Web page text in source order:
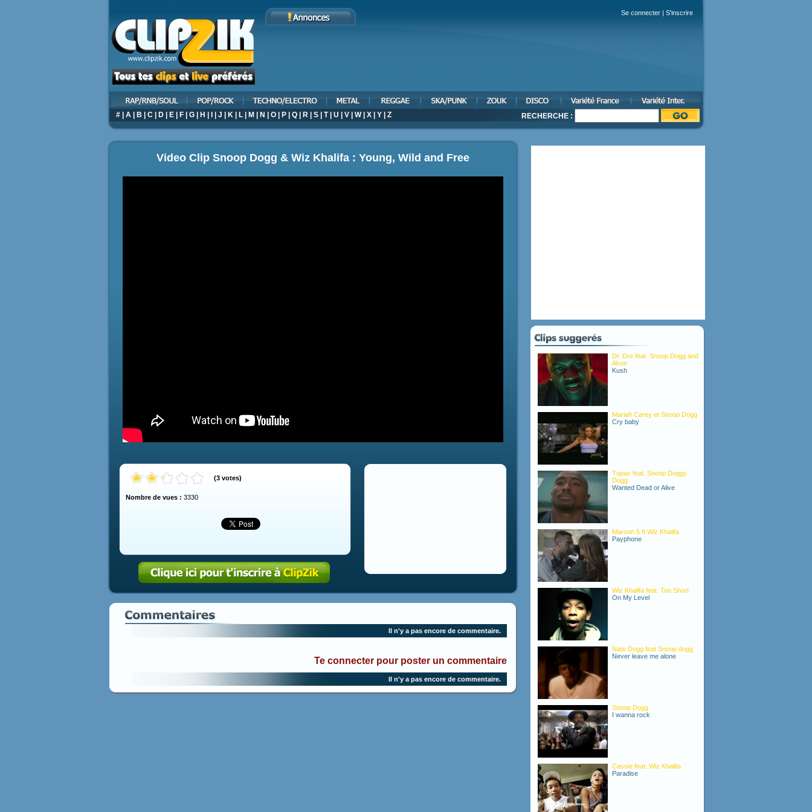
Se connecter | S'inscrire
# A B C D E F G H J K L M N O P Q R S T| U V W| X Y Z RECHERCHE :
Video Clip Snoop Dogg & Wiz Khalifa : Young, Wild and Free
(3 votes)
Nombre de vues : 3330
Il n'y a pas encore de commentaire.
Te connecter pour poster un commentaire
Il n'y a pas encore de commentaire.
Dr. Dre feat. Snoop Dogg and
Akon
Kush
Mariah Carey et Snoop Dogg
Cry baby
Tupac feat. Snoop Doggy
Dogg
Wanted Dead or Alive
Maroon 5 ft Wiz Khalifa
Payphone
Wiz Khalifa feat. Too Short
On My Level
Nate Dogg feat Snoop dogg
Never leave me alone
Snoop Dogg
I wanna rock
Cassie feat. Wiz Khalifa
Paradise